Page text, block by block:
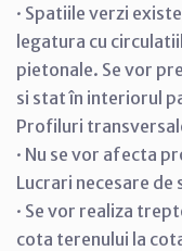
· Spatiile verzi
legatura cu
pietonale. Se vor
si stat în interiorul
Profiluri
· Nu se vor afecta
Lucrari necesare
· Se vor realiza
cota terenului la